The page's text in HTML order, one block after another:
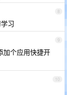
8
习
9
加个应用快捷开
10